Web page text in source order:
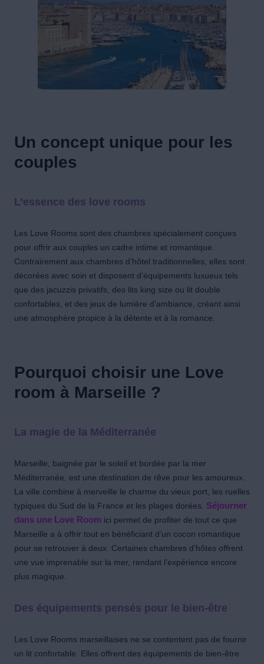
Un concept unique pour les
couples
L’essence des love rooms
Les Love Rooms sont des chambres spécialement conçues
pour offrir aux couples un cadre intime et romantique.
Contrairement aux chambres d’hôtel traditionnelles, elles sont
décorées avec soin et disposent d’équipements luxueux tels
que des jacuzzis privatifs, des lits king size ou lit double
confortables, et des jeux de lumière d’ambiance, créant ainsi
une atmosphère propice à la détente et à la romance.
Pourquoi choisir une Love
room à Marseille ?
La magie de la Méditerranée
Marseille, baignée par le soleil et bordée par la mer
Méditerranée, est une destination de rêve pour les amoureux.
La ville combine à merveille le charme du vieux port, les ruelles
typiques du Sud de la France et les plages dorées. Séjourner
dans une Love Room ici permet de profiter de tout ce que
Marseille a à offrir tout en bénéficiant d’un cocon romantique
pour se retrouver à deux. Certaines chambres d’hôtes offrent
une vue imprenable sur la mer, rendant l’expérience encore
plus magique.
Des équipements pensés pour le bien-être
Les Love Rooms marseillaises ne se contentent pas de fournir
un lit confortable. Elles offrent des équipements de bien-être